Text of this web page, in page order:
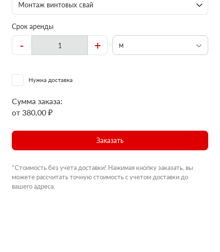
Монтаж винтовых свай
Срок аренды
- + м
Нужна доставка
Сумма заказа:
от 380,00 ₽
Заказать
*Стоимость без учета доставки! Нажимая кнопку заказать, вы
можете рассчитать точную стоимость с учетом доставки до
вашего адреса.